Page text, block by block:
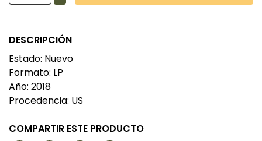
DESCRIPCIÓN
Estado: Nuevo
Formato: LP
Año: 2018
Procedencia: US
COMPARTIR ESTE PRODUCTO